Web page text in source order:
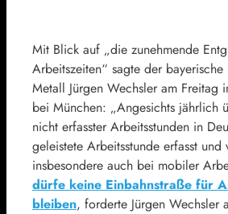
Mit Blick auf „die zunehmende
Arbeitszeiten“ sagte der
Metall Jürgen Wechsler am Freitag
bei München: „Angesichts jährlich
nicht erfasster Arbeitsstunden in
geleistete Arbeitsstunde erfasst und
insbesondere auch bei mobiler
dürfe keine Einbahnstraße für
bleiben, forderte Jürgen Wechsler